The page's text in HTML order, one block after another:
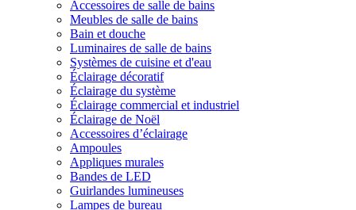
Accessoires de salle de bains
Meubles de salle de bains
Bain et douche
Luminaires de salle de bains
Systèmes de cuisine et d'eau
Éclairage décoratif
Éclairage du système
Éclairage commercial et industriel
Éclairage de Noël
Accessoires d’éclairage
Ampoules
Appliques murales
Bandes de LED
Guirlandes lumineuses
Lampes de bureau